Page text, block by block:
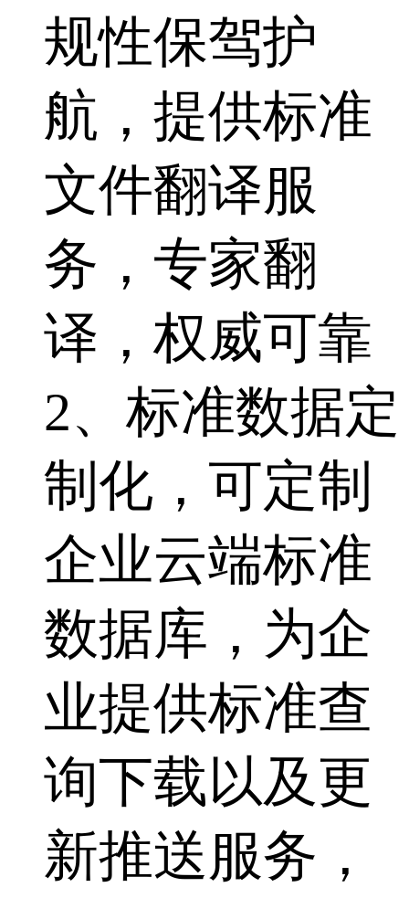
规性保驾护
航，提供标准
文件翻译服
务，专家翻
译，权威可靠
2、标准数据定
制化，可定制
企业云端标准
数据库，为企
业提供标准查
询下载以及更
新推送服务，